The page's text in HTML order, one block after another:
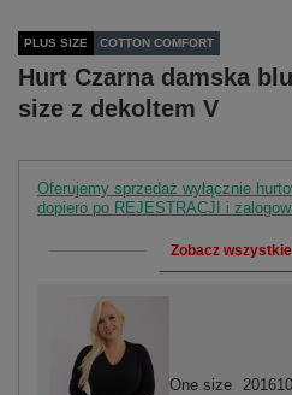
PLUS SIZE COTTON COMFORT
Hurt Czarna damska
size z dekoltem V
Oferujemy sprzedaż wyłącznie
dopiero po REJESTRACJI i
Zobacz
One size